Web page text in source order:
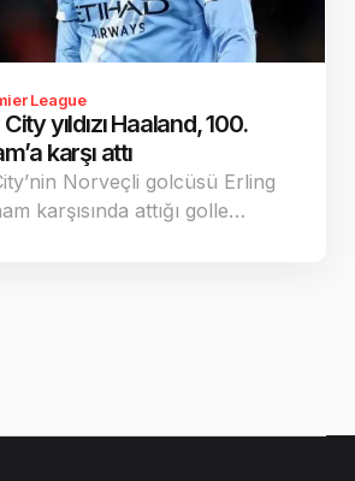
League
yıldızı Haaland, 100.
karşı attı
Norveçli golcüsü Erling
karşısında attığı golle…